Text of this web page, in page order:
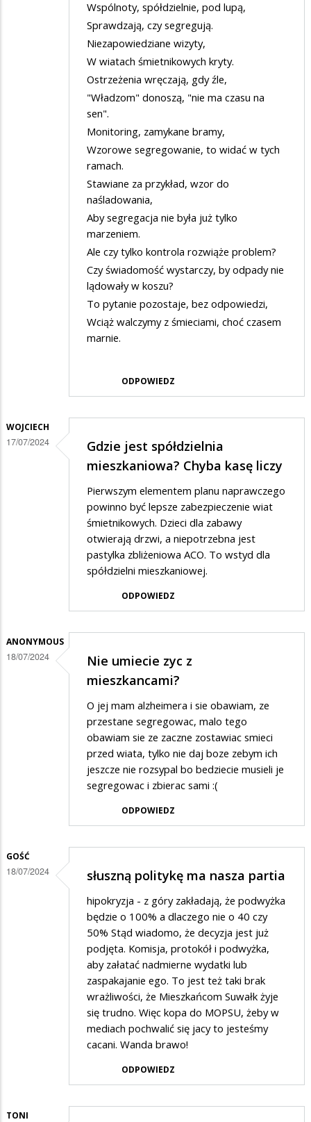
Wspólnoty, spółdzielnie, pod lupą,
Sprawdzają, czy segregują.
Niezapowiedziane wizyty,
W wiatach śmietnikowych kryty.
Ostrzeżenia wręczają, gdy źle,
"Władzom" donoszą, "nie ma czasu na
sen".
Monitoring, zamykane bramy,
Wzorowe segregowanie, to widać w tych
ramach.
Stawiane za przykład, wzor do
naśladowania,
Aby segregacja nie była już tylko
marzeniem.
Ale czy tylko kontrola rozwiąże problem?
Czy świadomość wystarczy, by odpady nie
lądowały w koszu?
To pytanie pozostaje, bez odpowiedzi,
Wciąż walczymy z śmieciami, choć czasem
marnie.
ODPOWIEDZ
WOJCIECH
17/07/2024
Gdzie jest spółdzielnia
mieszkaniowa? Chyba kasę liczy
Pierwszym elementem planu naprawczego
powinno być lepsze zabezpieczenie wiat
śmietnikowych. Dzieci dla zabawy
otwierają drzwi, a niepotrzebna jest
pastylka zbliżeniowa ACO. To wstyd dla
spółdzielni mieszkaniowej.
ODPOWIEDZ
ANONYMOUS
18/07/2024
Nie umiecie zyc z
mieszkancami?
O jej mam alzheimera i sie obawiam, ze
przestane segregowac, malo tego
obawiam sie ze zaczne zostawiac smieci
przed wiata, tylko nie daj boze zebym ich
jeszcze nie rozsypal bo bedziecie musieli je
segregowac i zbierac sami :(
ODPOWIEDZ
GOŚĆ
18/07/2024 słuszną politykę ma nasza partia
hipokryzja - z góry zakładają, że podwyżka
będzie o 100% a dlaczego nie o 40 czy
50% Stąd wiadomo, że decyzja jest już
podjęta. Komisja, protokół i podwyżka,
aby załatać nadmierne wydatki lub
zaspakajanie ego. To jest też taki brak
wrażliwości, że Mieszkańcom Suwałk żyje
się trudno. Więc kopa do MOPSU, żeby w
mediach pochwalić się jacy to jesteśmy
cacani. Wanda brawo!
ODPOWIEDZ
TONI